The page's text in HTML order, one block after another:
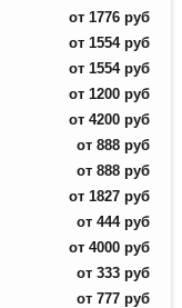
от 1776 руб
от 1554 руб
от 1554 руб
от 1200 руб
от 4200 руб
от 888 руб
от 888 руб
от 1827 руб
от 444 руб
от 4000 руб
от 333 руб
от 777 руб